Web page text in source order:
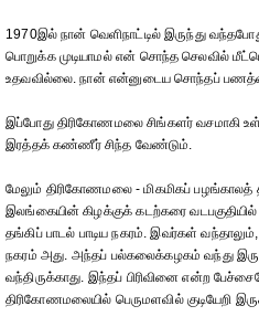
1970இல் நான் வெளிநாட்டில் இருந்து
பொறுக்க முடியாமல் என் சொந்த செலவில்
உதவவில்லை. நான் என்னுடைய சொந்தப்
இப்போது திரிகோணமலை சிங்களர் வசமாகி
இரத்தக் கண்ணீர் சிந்த வேண்டும்.
மேலும் திரிகோணமலை - மிகமிகப் பழங்காலத்
இலங்கையின் கிழக்குக் கடற்கரை
தங்கிப் பாடல் பாடிய நகரம். இவர்கள்
நகரம் அது. அந்தப் பல்கலைக்கழகம் வந்து
வந்திருக்காது. இந்தப் பிரிவினை என்ற
திரிகோணமலையில் பெருமளவில் குடியேறி